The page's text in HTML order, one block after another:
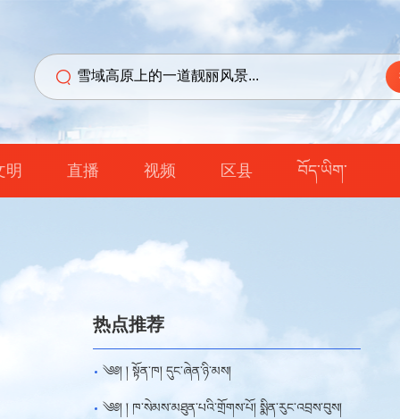
明 直播 视频 区县 བོད་ཡིག་
热点推荐
༄༅། ། སྟོན་ཁ། དུང་ཞེན་ཉི་མས།
༄༅། ། ཁ་སེམས་མཐུན་པའི་གྲོགས་པོ། སྨིན་རུང་འབྲས་བུས།